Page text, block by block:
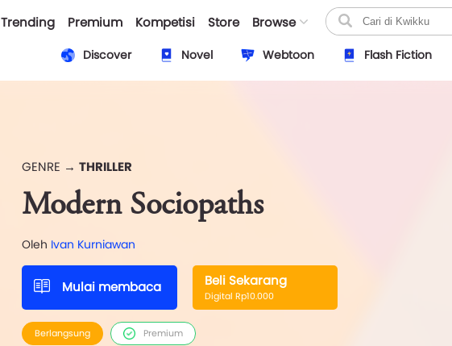
Trending Premium Kompetisi Store Browse
Discover Novel Webtoon Flash Fiction
GENRE → THRILLER
Modern Sociopaths
Oleh Ivan Kurniawan
Mulai membaca Beli Sekarang
Digital Rp10.000
Berlangsung Premium